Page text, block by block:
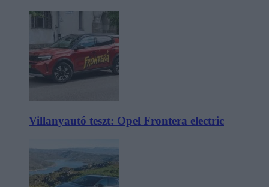
Villanyautó teszt: Opel Frontera electric